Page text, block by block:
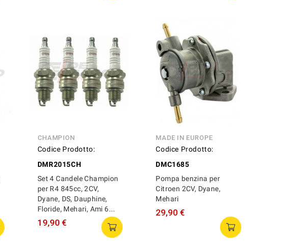
CHAMPION
Codice Prodotto:
DMR2015CH
Set 4 Candele Champion
per R4 845cc, 2CV,
Dyane, DS, Dauphine,
Floride, Mehari, Ami 6...
19,90 €
MADE IN EUROPE
Codice Prodotto:
DMC1685
Pompa benzina per
Citroen 2CV, Dyane,
Mehari
29,90 €